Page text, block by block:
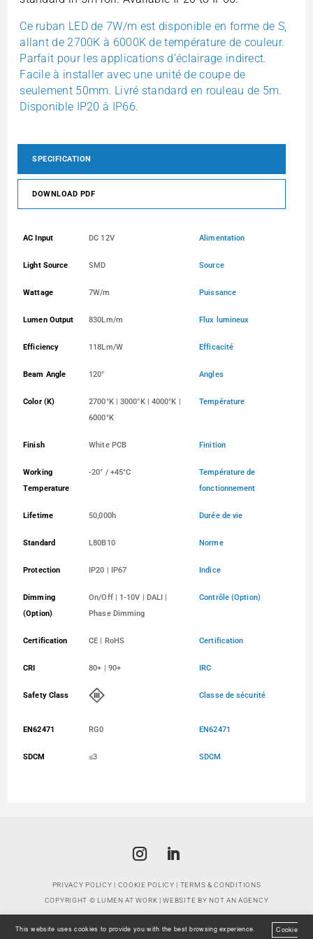
Ce ruban LED de 7W/m est disponible en forme de S,
allant de 2700K à 6000K de température de couleur.
Parfait pour les applications d’éclairage indirect.
Facile à installer avec une unité de coupe de
seulement 50mm. Livré standard en rouleau de 5m.
Disponible IP20 à IP66.
SPECIFICATION
DOWNLOAD PDF
AC Input DC 12V Alimentation
Light Source SMD Source
Wattage 7W/m Puissance
Lumen Output 830Lm/m Flux lumineux
Efficiency 118Lm/W Efficacité
Beam Angle 120° Angles
Color (K)
2700°K | 3000°K | 4000°K |
6000°K
Température
Finish White PCB Finition
Working
Temperature
-20° / +45°C
Température de
fonctionnement
Lifetime 50,000h Durée de vie
Standard L80B10 Norme
Protection IP20 | IP67 Indice
Dimming
(Option)
On/Off | 1-10V | DALI |
Phase Dimming
Contrôle (Option)
Certification CE | RoHS Certification
CRI 80+ | 90+ IRC
Safety Class Classe de sécurité
EN62471 RG0 EN62471
SDCM ≤3 SDCM
PRIVACY POLICY | COOKIE POLICY | TERMS & CONDITIONS
COPYRIGHT © LUMEN AT WORK | WEBSITE BY NOT AN AGENCY
This website uses cookies to provide you with the best browsing experience. Cookie